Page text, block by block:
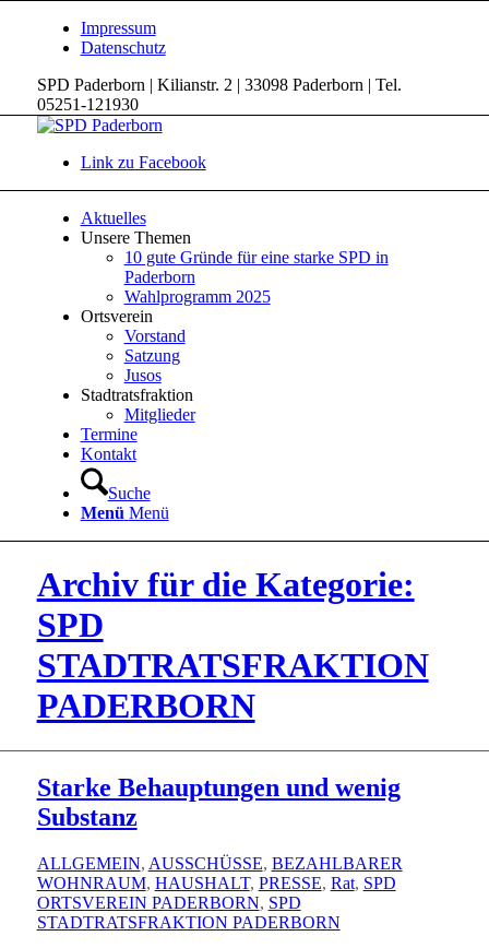
Impressum
Datenschutz
SPD Paderborn | Kilianstr. 2 | 33098 Paderborn | Tel.
05251-121930
Link zu Facebook
Aktuelles
Unsere Themen
10 gute Gründe für eine starke SPD in
Paderborn
Wahlprogramm 2025
Ortsverein
Vorstand
Satzung
Jusos
Stadtratsfraktion
Mitglieder
Termine
Kontakt
Suche
Menü Menü
Archiv für die Kategorie:
SPD
STADTRATSFRAKTION
PADERBORN
Starke Behauptungen und wenig
Substanz
ALLGEMEIN, AUSSCHÜSSE, BEZAHLBARER
WOHNRAUM, HAUSHALT, PRESSE, Rat, SPD
ORTSVEREIN PADERBORN, SPD
STADTRATSFRAKTION PADERBORN